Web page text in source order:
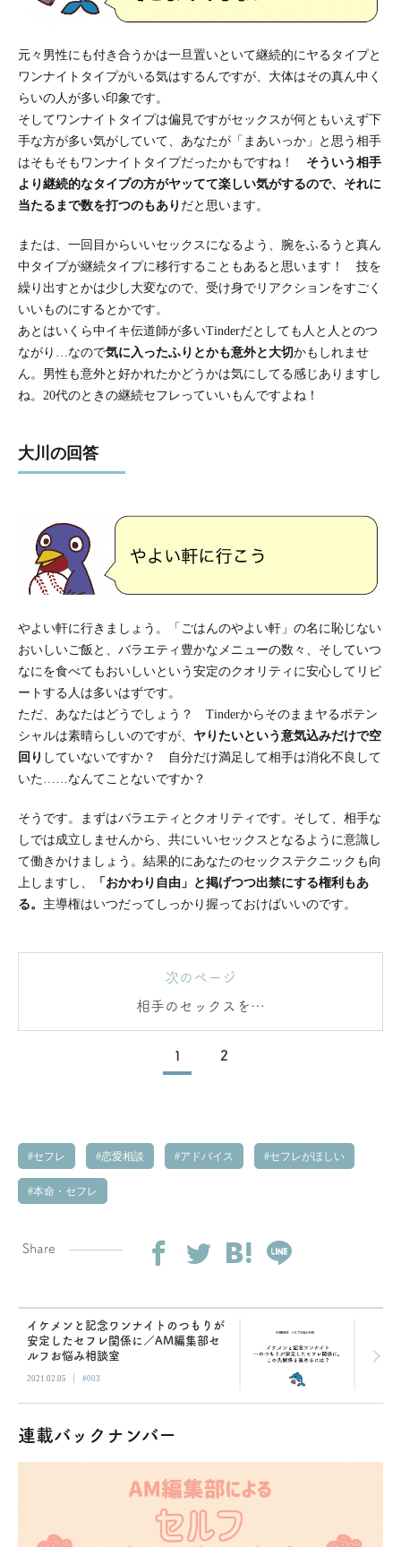
元々男性にも付き合うかは一旦置いといて継続的にヤるタイプと
ワンナイトタイプがいる気はするんですが、大体はその真ん中く
らいの人が多い印象です。
そしてワンナイトタイプは偏見ですがセックスが何ともいえず下
手な方が多い気がしていて、あなたが「まあいっか」と思う相手
はそもそもワンナイトタイプだったかもですね！ そういう相手
より継続的なタイプの方がヤッてて楽しい気がするので、それに
当たるまで数を打つのもあり だと思います。
または、一回目からいいセックスになるよう、腕をふるうと真ん
中タイプが継続タイプに移行することもあると思います！ 技を
繰り出すとかは少し大変なので、受け身でリアクションをすごく
いいものにするとかです。
あとはいくら中イキ伝道師が多いTinderだとしても人と人とのつ
ながり…なので気に入ったふりとかも意外と大切かもしれませ
ん。男性も意外と好かれたかどうかは気にしてる感じありますし
ね。20代のときの継続セフレっていいもんですよね！
大川の回答
やよい軒に行きましょう。「ごはんのやよい軒」の名に恥じない
おいしいご飯と、バラエティ豊かなメニューの数々、そしていつ
なにを食べてもおいしいという安定のクオリティに安心してリピ
ートする人は多いはずです。
ただ、あなたはどうでしょう？ Tinderからそのままヤるポテン
シャルは素晴らしいのですが、 ヤりたいという意気込みだけで空
回り していないですか？ 自分だけ満足して相手は消化不良して
いた……なんてことないですか？
そうです。まずはバラエティとクオリティです。そして、相手な
しでは成立しませんから、共にいいセックスとなるように意識し
て働きかけましょう。結果的にあなたのセックステクニックも向
上しますし、
「おかわり自由」と掲げつつ出禁にする権利もあ
る。 主導権はいつだってしっかり握っておけばいいのです。
次のページ
相手のセックスを…
1 2
セフレ 恋愛相談 アドバイス セフレがほしい
本命・セフレ
Share
イケメンと記念ワンナイトのつもりが
安定したセフレ関係に／AM編集部セ
ルフお悩み相談室
2021.02.05 | #003
連載バックナンバー